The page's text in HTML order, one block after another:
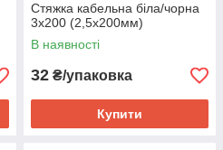
Стяжка кабельна біла/чорна
3х200 (2,5х200мм)
В наявності
32 ₴/упаковка
Купити